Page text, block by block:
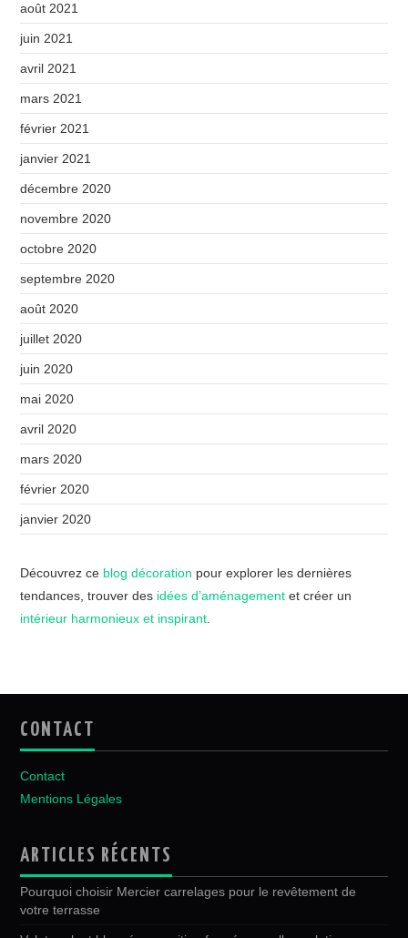
août 2021
juin 2021
avril 2021
mars 2021
février 2021
janvier 2021
décembre 2020
novembre 2020
octobre 2020
septembre 2020
août 2020
juillet 2020
juin 2020
mai 2020
avril 2020
mars 2020
février 2020
janvier 2020
Découvrez ce blog décoration pour explorer les dernières
tendances, trouver des idées d’aménagement et créer un
intérieur harmonieux et inspirant
CONTACT
Contact
Mentions Légales
ARTICLES RÉCENTS
Pourquoi choisir Mercier carrelages pour le revêtement de
votre terrasse